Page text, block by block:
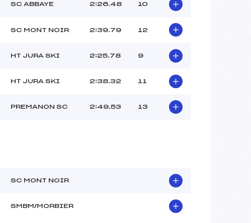
SC ABBAYE 2:26.48 10
SC MONT NOIR 2:39.79 12
HT JURA SKI 2:25.78 9
HT JURA SKI 2:38.32 11
PREMANON SC 2:49.53 13
SC MONT NOIR
SMBM/MORBIER